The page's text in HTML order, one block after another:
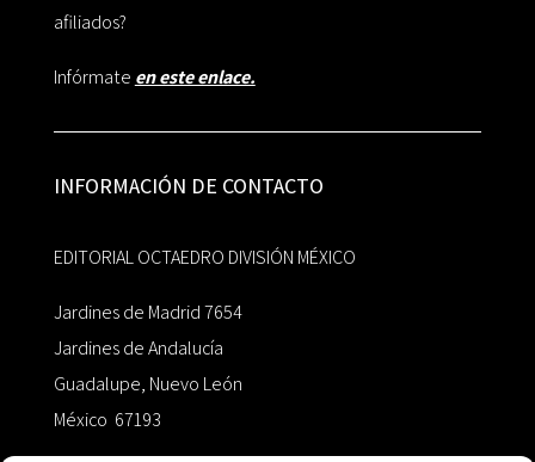
afiliados?
Infórmate en este enlace.
INFORMACIÓN DE CONTACTO
EDITORIAL OCTAEDRO DIVISIÓN MÉXICO
Jardines de Madrid 7654
Jardines de Andalucía
Guadalupe, Nuevo León
México 67193